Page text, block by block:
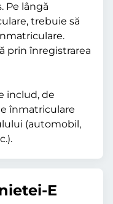
Pe lângă
trebuie să
prin înregistrarea
includ, de
înmatriculare
(automobil,
E